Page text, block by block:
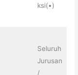
ksi(•)
Seluruh
Jurusan
/